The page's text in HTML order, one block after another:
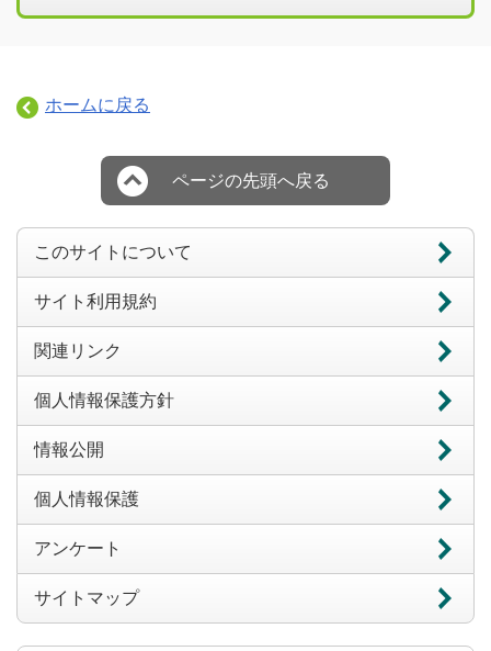
ホームに戻る
ページの先頭へ戻る
このサイトについて
サイト利用規約
関連リンク
個人情報保護方針
情報公開
個人情報保護
アンケート
サイトマップ